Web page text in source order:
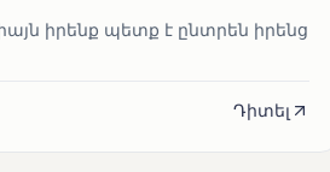
իրենք պետք է ընտրեն իրենց
Դիտել